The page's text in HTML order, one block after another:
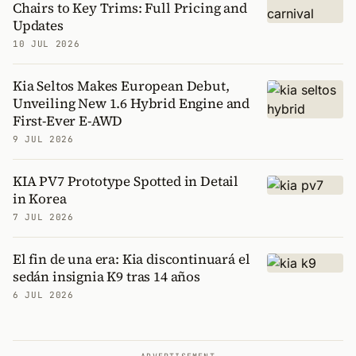
Chairs to Key Trims: Full Pricing and
Updates
10 JUL 2026
Kia Seltos Makes European Debut,
Unveiling New 1.6 Hybrid Engine and
First-Ever E-AWD
9 JUL 2026
KIA PV7 Prototype Spotted in Detail
in Korea
7 JUL 2026
El fin de una era: Kia discontinuará el
sedán insignia K9 tras 14 años
6 JUL 2026